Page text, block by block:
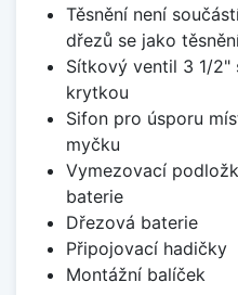
Těsnění není
dřezů se jako
Sítkový ventil 3 1/2"
krytkou
Sifon pro úsporu
myčku
Vymezovací
baterie
Dřezová baterie
Připojovací hadičky
Montážní balíček